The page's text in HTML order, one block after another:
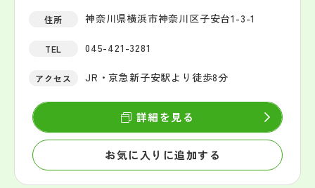
住所 神奈川県横浜市神奈川区子安台1-3-1
TEL 045-421-3281
アクセス JR・京急新子安駅より徒歩8分
お気に入りに追加する
詳細を見る